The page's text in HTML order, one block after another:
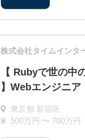
株式会社タイムインタ
【 Rubyで世の中
】Webエンジニア
東京都 新宿区
500万円 〜 700万円